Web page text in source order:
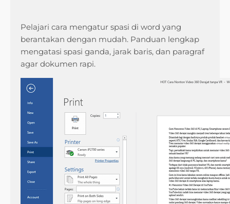
Pelajari cara mengatur spasi di word yang
berantakan dengan mudah. Panduan lengkap
mengatasi spasi ganda, jarak baris, dan paragraf
agar dokumen rapi.